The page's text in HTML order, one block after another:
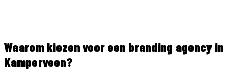
Waarom kiezen voor een branding agency in
Kamperveen?